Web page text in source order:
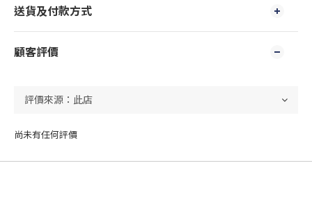
送貨及付款方式
顧客評價
尚未有任何評價